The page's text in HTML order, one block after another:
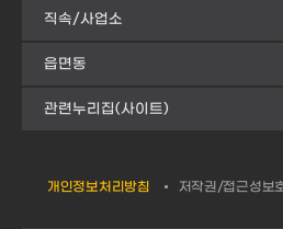
직속/사업소
읍면동
관련누리집(사이트)
개인정보처리방침 저작권/접근성보